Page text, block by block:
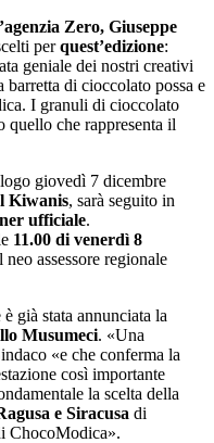
Zero, Giuseppe
perquest’edizione:
geniale dei nostri creativi
di cioccolato possa e
I granuli di cioccolato
quello che rappresenta il
giovedì 7 dicembre
Kiwanis, sarà seguito in
ufficiale.
11.00 di venerdì 8
assessore regionale
già stata annunciata la
Musumeci. «Una
«e che conferma la
così importante
la scelta della
e Siracusa di
ChocoModica».